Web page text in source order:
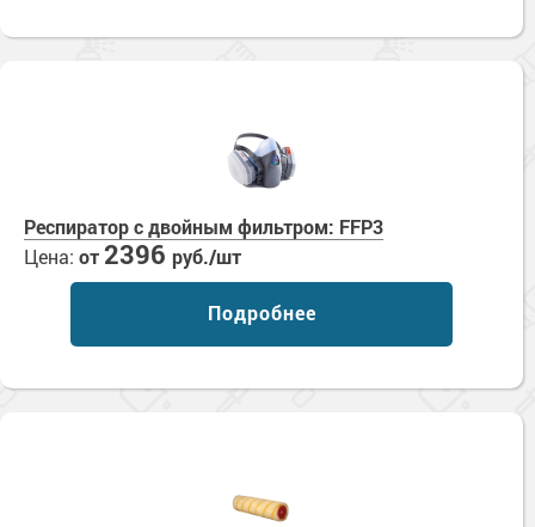
Респиратор с двойным фильтром: FFP3
Цена: от2396 руб./шт
Подробнее